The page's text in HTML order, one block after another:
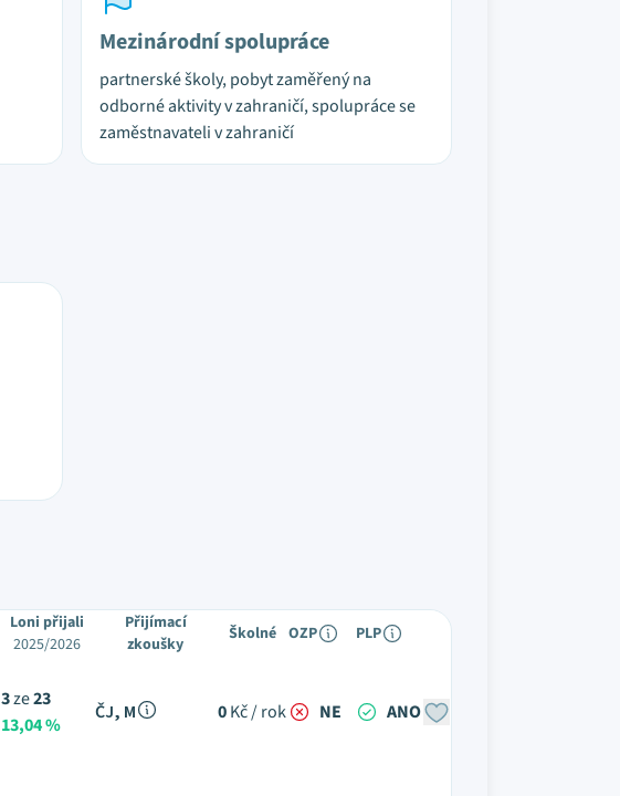
Mezinárodní spolupráce
partnerské školy, pobyt zaměřený na
odborné aktivity v zahraničí, spolupráce se
zaměstnavateli v zahraničí
Loni přijali
2025/2026
Přijímací
zkoušky
Školné OZP PLP
3ze23
13,04 %
ČJ, M 0Kč / rok NE ANO